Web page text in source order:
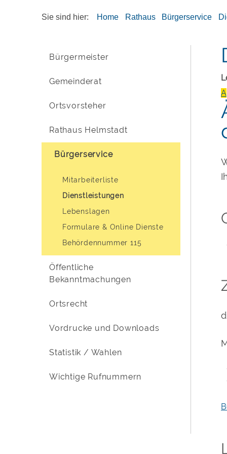
Sie sind hier: Home Rathaus Bürgerservice
Bürgermeister
Gemeinderat
Ortsvorsteher
Rathaus Helmstadt
Bürgerservice
Mitarbeiterliste
Dienstleistungen
Lebenslagen
Formulare & Online Dienste
Behördennummer 115
Öffentliche
Bekanntmachungen
Ortsrecht
Vordrucke und Downloads
Statistik / Wahlen
Wichtige Rufnummern
A